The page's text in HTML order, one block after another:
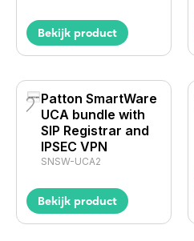
Bekijk product
Patton SmartWare
UCA bundle with
SIP Registrar and
IPSEC VPN
SNSW-UCA2
Bekijk product